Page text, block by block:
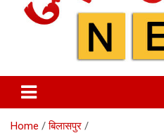
Home
बिलासपुर